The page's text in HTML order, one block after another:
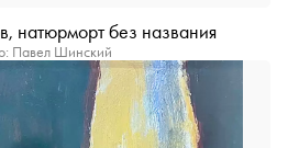
натюрморт без названия
Павел Шинский